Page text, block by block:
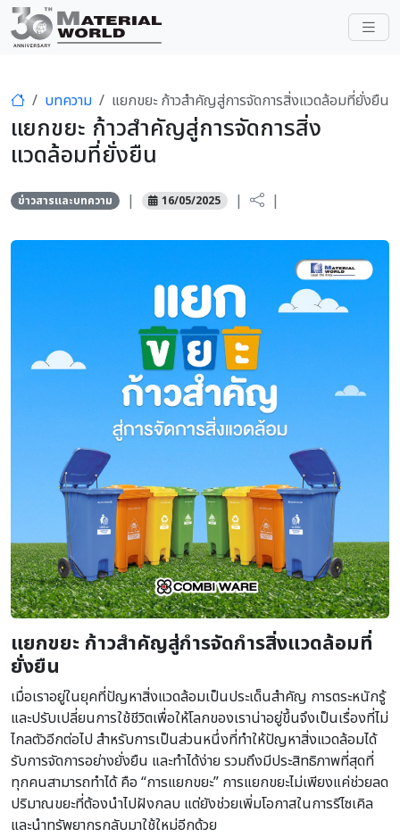
บทความ แยกขยะ ก้าวสำคัญสู่การจัดการสิ่งแวดล้อมที่ยั่งยืน
แยกขยะ ก้าวสำคัญสู่การจัดการสิ่ง
แวดล้อมที่ยั่งยืน
ข่าวสารและบทความ | 16/05/2025 | |
แยกขยะ ก้าวสำคัญสู่กำรจัดกำรสิ่งแวดล้อมที่
ยั่งยืน
เมื่อเราอยู่ในยุคที่ปัญหาสิ่งแวดล้อมเป็นประเด็นสำคัญ การตระหนักรู้
และปรับเปลี่ยนการใช้ชีวิตเพื่อให้โลกของเราน่าอยู่ขึ้นจึงเป็นเรื่องที่ไม่
ไกลตัวอีกต่อไป สำหรับการเป็นส่วนหนึ่งที่ทำให้ปัญหาสิ่งแวดล้อมได้
รับการจัดการอย่างยั่งยืน และทำได้ง่าย รวมถึงมีประสิทธิภาพที่สุดที่
ทุกคนสามารถทำได้ คือ “การแยกขยะ” การแยกขยะไม่เพียงแค่ช่วยลด
ปริมาณขยะที่ต้องนำไปฝังกลบ แต่ยังช่วยเพิ่มโอกาสในการรีไซเคิล
และนำทรัพยากรกลับมาใช้ใหม่อีกด้วย